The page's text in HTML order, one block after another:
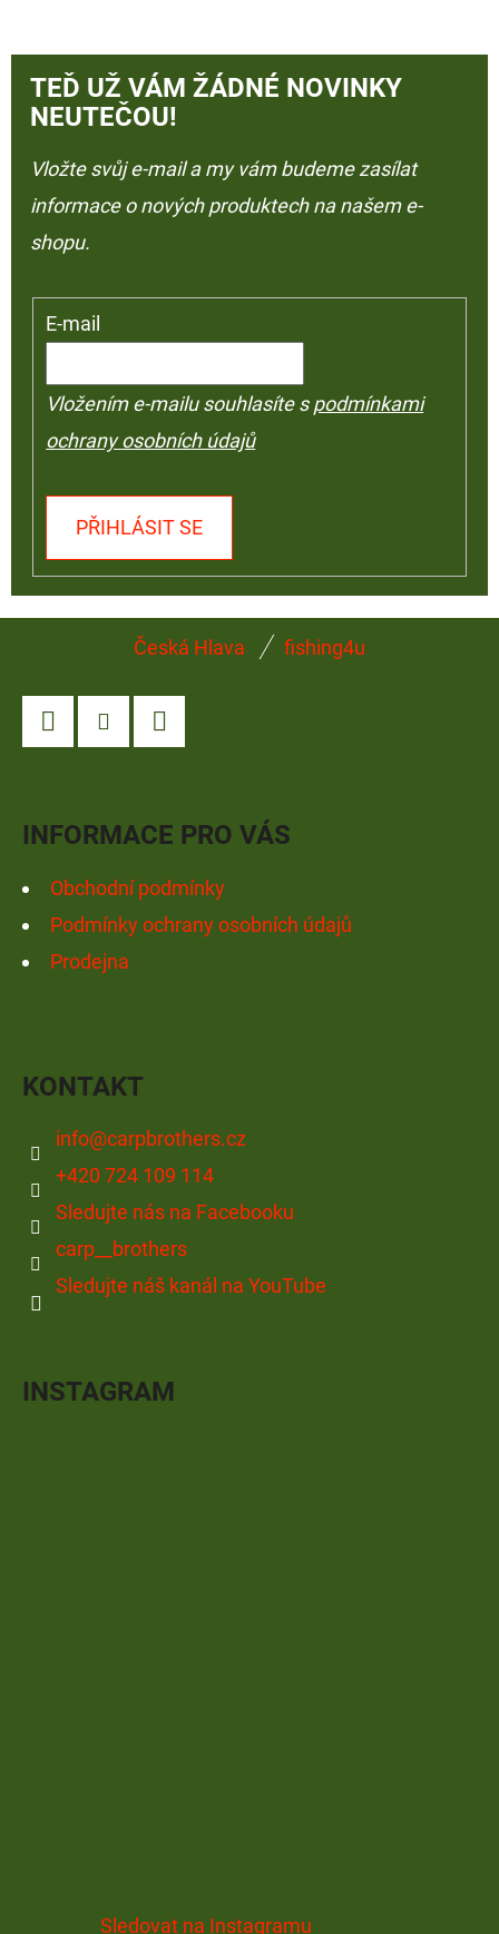
TEĎ UŽ VÁM ŽÁDNÉ NOVINKY
NEUTEČOU!
Vložte svůj e-mail a my vám budeme zasílat
informace o nových produktech na našem e-
shopu.
E-mail
Vložením e-mailu souhlasíte spodmínkami
ochrany osobních údajů
PŘIHLÁSIT SE
Česká Hlava fishing4u
INFORMACE PRO VÁS
Obchodní podmínky
Podmínky ochrany osobních údajů
Prodejna
KONTAKT
info@carpbrothers.cz
+420 724 109 114
Sledujte nás na Facebooku
carp__brothers
Sledujte náš kanál na YouTube
INSTAGRAM
Sledovat na Instagramu